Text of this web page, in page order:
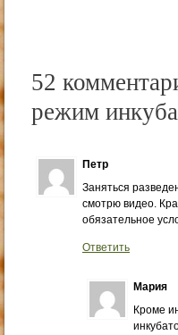
52
режим
Петр
Заняться
смотрю видео.
обязательное
Ответить
Мария
Кроме